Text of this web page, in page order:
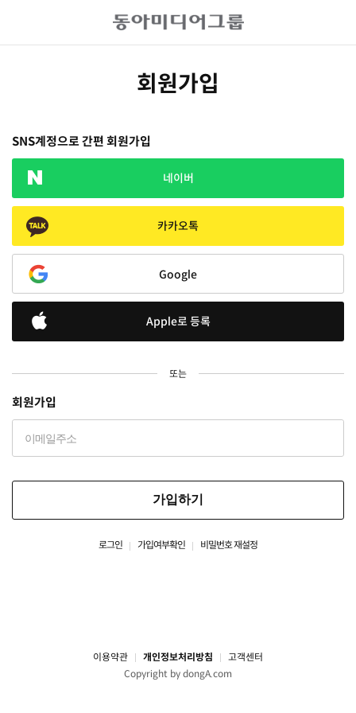
회원가입
SNS계정으로 간편 회원가입
네이버
카카오톡
Google
Apple로 등록
또는
회원가입
가입하기
로그인 가입여부확인 비밀번호 재설정
이용약관 개인정보처리방침
고객센터
Copyright by dongA.com